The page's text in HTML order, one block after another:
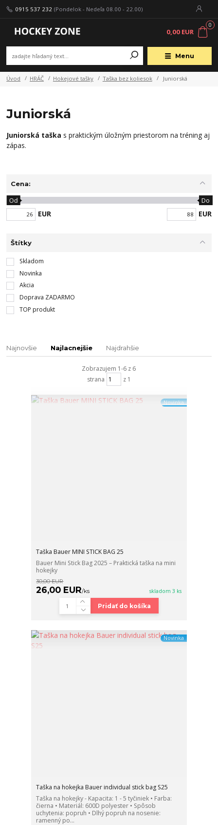
Menu
0915 537 232 (Pondelok - Nedeľa 08.00 - 22.00)
0
0,00 EUR
Úvod HRÁČ Hokejové tašky Taška bez koliesok Juniorská
Juniorská
Juniorská taška s praktickým úložným priestorom na tréning aj
zápas.
Cena:
EUR
Od Do
EUR
Štítky
Skladom
Novinka
Akcia
Doprava ZADARMO
TOP produkt
Najnovšie Najlacnejšie Najdrahšie
Zobrazujem 1-6 z 6
strana
z 1
Novinka
Taška Bauer MINI STICK BAG 25
Bauer Mini Stick Bag 2025 – Praktická taška na mini
hokejky
30,00 EUR
26,00 EUR/ks skladom 3 ks
Pridať do košíka
Novinka
Taška na hokejka Bauer individual stick bag S25
Taška na hokejky - Kapacita: 1 - 5 tyčiniek • Farba:
čierna • Materiál: 600D polyester • Spôsob
uchytenia: popruh • Dlhý popruh na nosenie:
ramenný po...